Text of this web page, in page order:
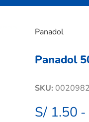
Panadol
Panadol
SKU:
S/1.50 -